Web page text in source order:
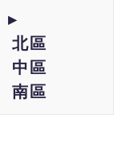
北區
中區
南區